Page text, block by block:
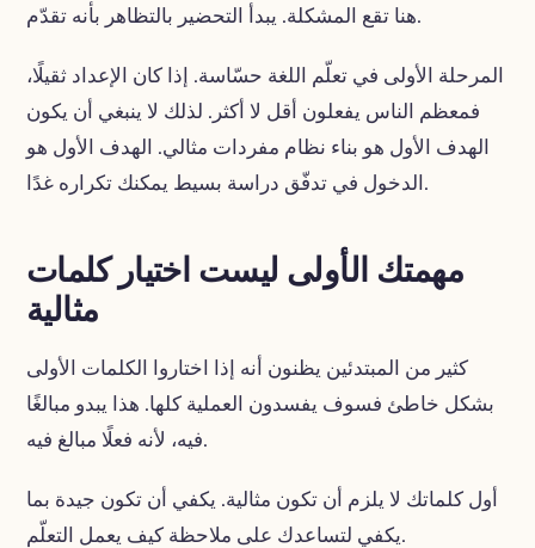
هنا تقع المشكلة. يبدأ التحضير بالتظاهر بأنه تقدّم.
المرحلة الأولى في تعلّم اللغة حسّاسة. إذا كان الإعداد ثقيلًا،
فمعظم الناس يفعلون أقل لا أكثر. لذلك لا ينبغي أن يكون
الهدف الأول هو بناء نظام مفردات مثالي. الهدف الأول هو
الدخول في تدفّق دراسة بسيط يمكنك تكراره غدًا.
مهمتك الأولى ليست اختيار كلمات
مثالية
كثير من المبتدئين يظنون أنه إذا اختاروا الكلمات الأولى
بشكل خاطئ فسوف يفسدون العملية كلها. هذا يبدو مبالغًا
فيه، لأنه فعلًا مبالغ فيه.
أول كلماتك لا يلزم أن تكون مثالية. يكفي أن تكون جيدة بما
يكفي لتساعدك على ملاحظة كيف يعمل التعلّم.